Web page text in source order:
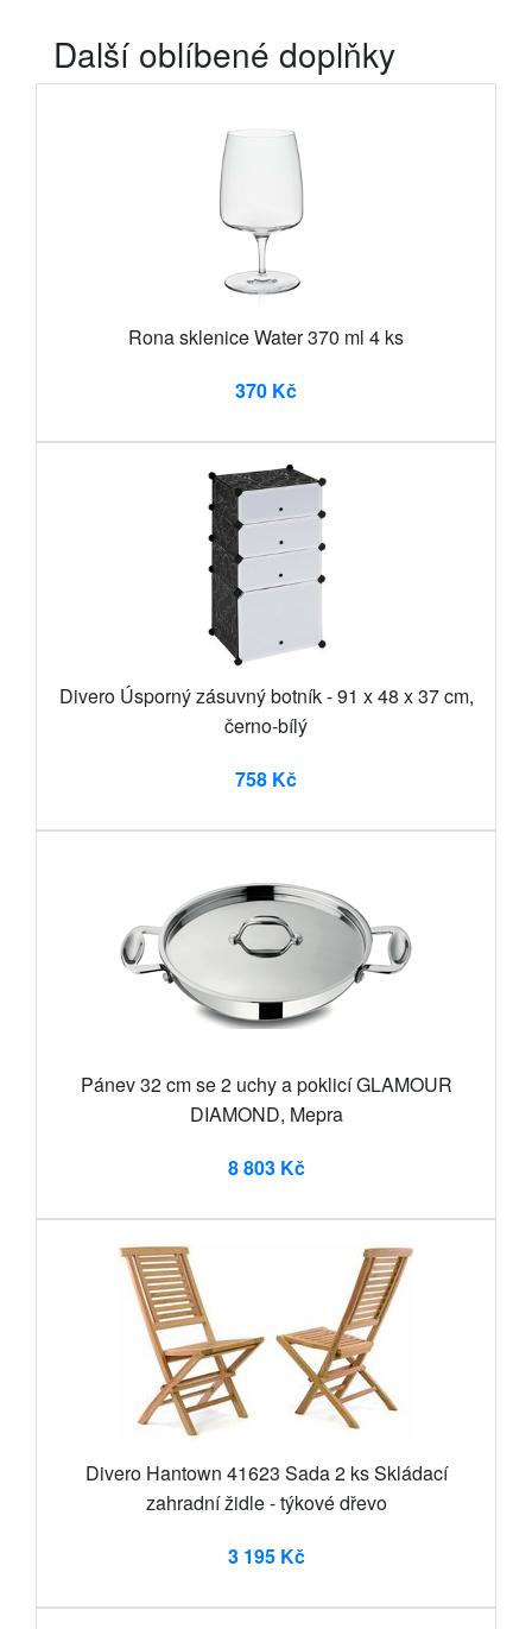
Další oblíbené doplňky
Rona sklenice Water 370 ml 4 ks
370 Kč
Divero Úsporný zásuvný botník - 91 x 48 x 37 cm,
černo-bílý
758 Kč
Pánev 32 cm se 2 uchy a poklicí GLAMOUR
DIAMOND, Mepra
8 803 Kč
Divero Hantown 41623 Sada 2 ks Skládací
zahradní židle - týkové dřevo
3 195 Kč